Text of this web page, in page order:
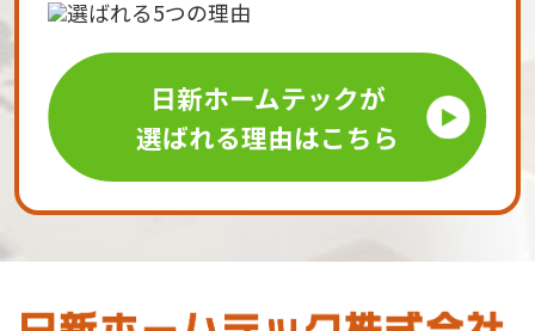
日新ホームテックが
選ばれる理由はこちら